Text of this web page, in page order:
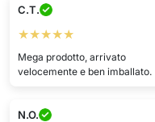
C.T.
★★★★★
Mega prodotto, arrivato
velocemente e ben imballato.
N.O.